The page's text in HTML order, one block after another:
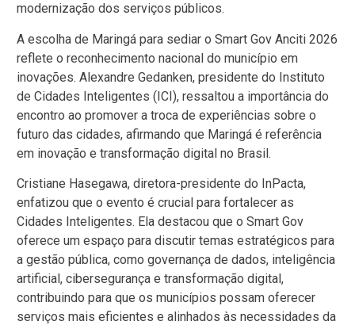
modernização dos serviços públicos.
A escolha de Maringá para sediar o Smart Gov Anciti 2026
reflete o reconhecimento nacional do município em
inovações. Alexandre Gedanken, presidente do Instituto
de Cidades Inteligentes (ICI), ressaltou a importância do
encontro ao promover a troca de experiências sobre o
futuro das cidades, afirmando que Maringá é referência
em inovação e transformação digital no Brasil.
Cristiane Hasegawa, diretora-presidente do InPacta,
enfatizou que o evento é crucial para fortalecer as
Cidades Inteligentes. Ela destacou que o Smart Gov
oferece um espaço para discutir temas estratégicos para
a gestão pública, como governança de dados, inteligência
artificial, cibersegurança e transformação digital,
contribuindo para que os municípios possam oferecer
serviços mais eficientes e alinhados às necessidades da